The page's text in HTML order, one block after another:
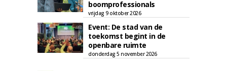
boomprofessionals
vrijdag 9 oktober 2026
Event: De stad van de
toekomst begint in de
openbare ruimte
donderdag 5 november 2026